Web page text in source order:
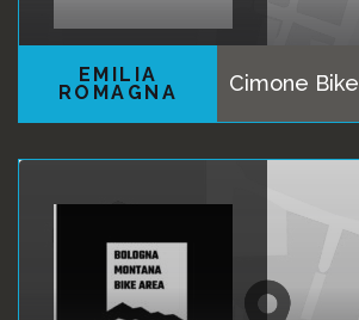
EMILIA
ROMAGNA Cimone Bike